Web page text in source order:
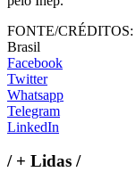
FONTE/CRÉDITOS:
Brasil
Facebook
Twitter
Whatsapp
Telegram
LinkedIn
/+ Lidas /